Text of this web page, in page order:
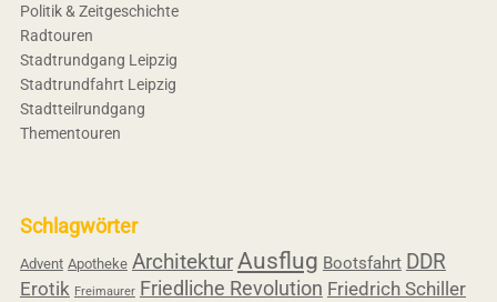
Politik & Zeitgeschichte
Radtouren
Stadtrundgang Leipzig
Stadtrundfahrt Leipzig
Stadtteilrundgang
Thementouren
Schlagwörter
Advent Apotheke Architektur Ausflug Bootsfahrt DDR
Erotik Freimaurer Friedliche Revolution Friedrich Schiller